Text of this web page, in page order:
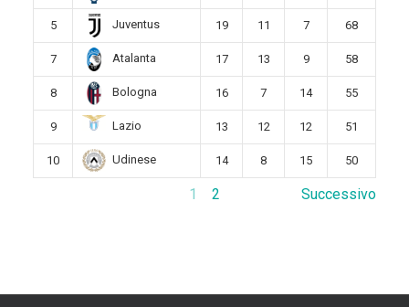
5 Juventus 19 11 7 68
7 Atalanta 17 13 9 58
8 Bologna 16 7 14 55
9 Lazio 13 12 12 51
10 Udinese 14 8 15 50
1 2 Successivo